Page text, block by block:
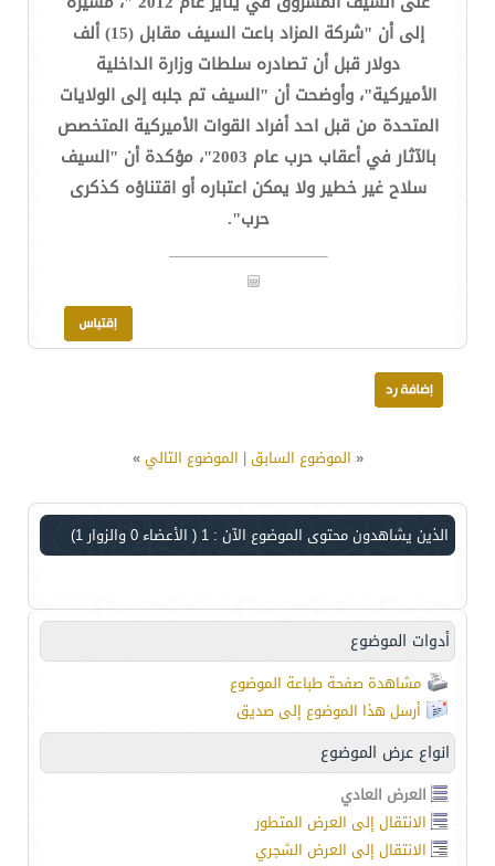
إلى أن "شركة المزاد باعت السيف مقابل (15) ألف
دولار قبل أن تصادره سلطات وزارة الداخلية
الأميركية"، وأوضحت أن "السيف تم جلبه إلى الولايات
المتحدة من قبل احد أفراد القوات الأميركية المتخصص
بالآثار في أعقاب حرب عام 2003"، مؤكدة أن "السيف
سلاح غير خطير ولا يمكن اعتباره أو اقتناؤه كذكرى
حرب".
__________________
« الموضوع السابق| الموضوع التالي»
الذين يشاهدون محتوى الموضوع الآن : 1 ( الأعضاء 0 والزوار 1)
أدوات الموضوع
مشاهدة صفحة طباعة الموضوع
أرسل هذا الموضوع إلى صديق
انواع عرض الموضوع
العرض العادي
الانتقال إلى العرض المتطور
الانتقال إلى العرض الشجري